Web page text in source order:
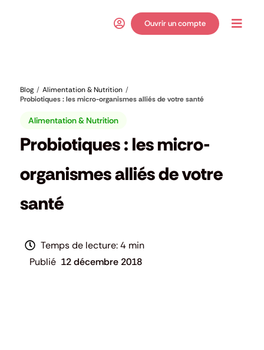
Ouvrir un compte
Blog
Alimentation & Nutrition
Probiotiques : les micro-organismes alliés de votre santé
Alimentation & Nutrition
Probiotiques : les micro-
organismes alliés de votre
santé
4 min
12 décembre 2018